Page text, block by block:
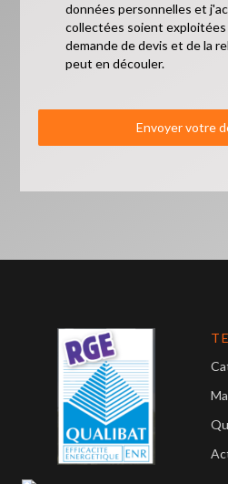
données personnelles et
collectées soient exploitées
demande de devis et de la
peut en découler.
Envoyer votre